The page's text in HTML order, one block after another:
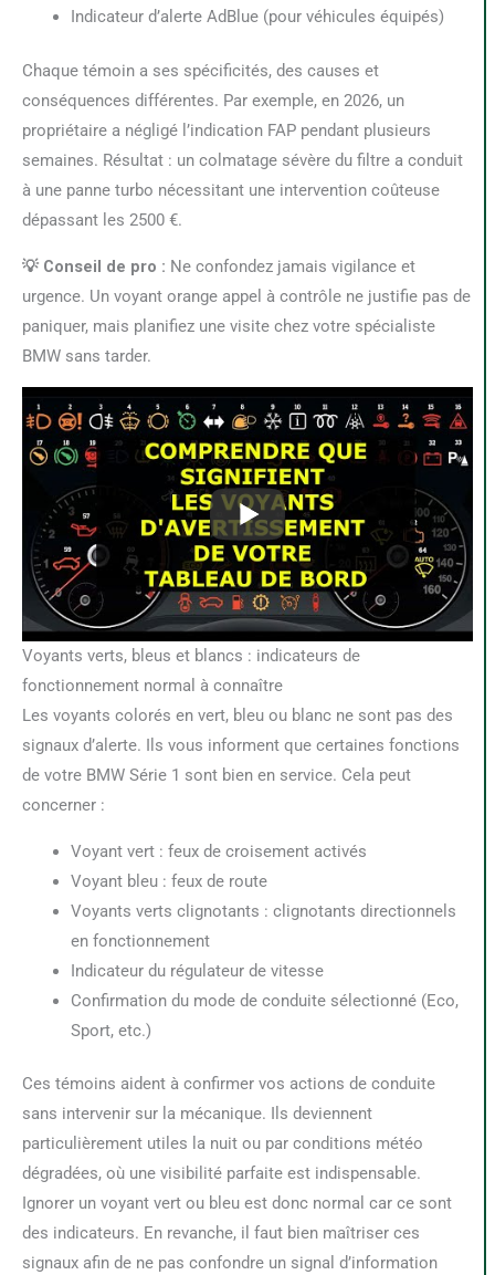
Indicateur d’alerte AdBlue (pour véhicules équipés)
Chaque témoin a ses spécificités, des causes et
conséquences différentes. Par exemple, en 2026, un
propriétaire a négligé l’indication FAP pendant plusieurs
semaines. Résultat : un colmatage sévère du filtre a conduit
à une panne turbo nécessitant une intervention coûteuse
dépassant les 2500 €.
💡 Conseil de pro : Ne confondez jamais vigilance et
urgence. Un voyant orange appel à contrôle ne justifie pas de
paniquer, mais planifiez une visite chez votre spécialiste
BMW sans tarder.
Voyants verts, bleus et blancs : indicateurs de
fonctionnement normal à connaître
Les voyants colorés en vert, bleu ou blanc ne sont pas des
signaux d’alerte. Ils vous informent que certaines fonctions
de votre BMW Série 1 sont bien en service. Cela peut
concerner :
Voyant vert : feux de croisement activés
Voyant bleu : feux de route
Voyants verts clignotants : clignotants directionnels
en fonctionnement
Indicateur du régulateur de vitesse
Confirmation du mode de conduite sélectionné (Eco,
Sport, etc.)
Ces témoins aident à confirmer vos actions de conduite
sans intervenir sur la mécanique. Ils deviennent
particulièrement utiles la nuit ou par conditions météo
dégradées, où une visibilité parfaite est indispensable.
Ignorer un voyant vert ou bleu est donc normal car ce sont
des indicateurs. En revanche, il faut bien maîtriser ces
signaux afin de ne pas confondre un signal d’information